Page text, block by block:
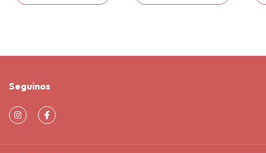
Seguinos